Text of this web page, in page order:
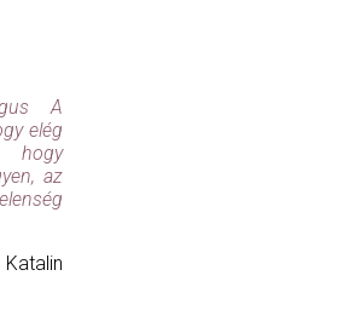
A
elég
hogy
az
Katalin